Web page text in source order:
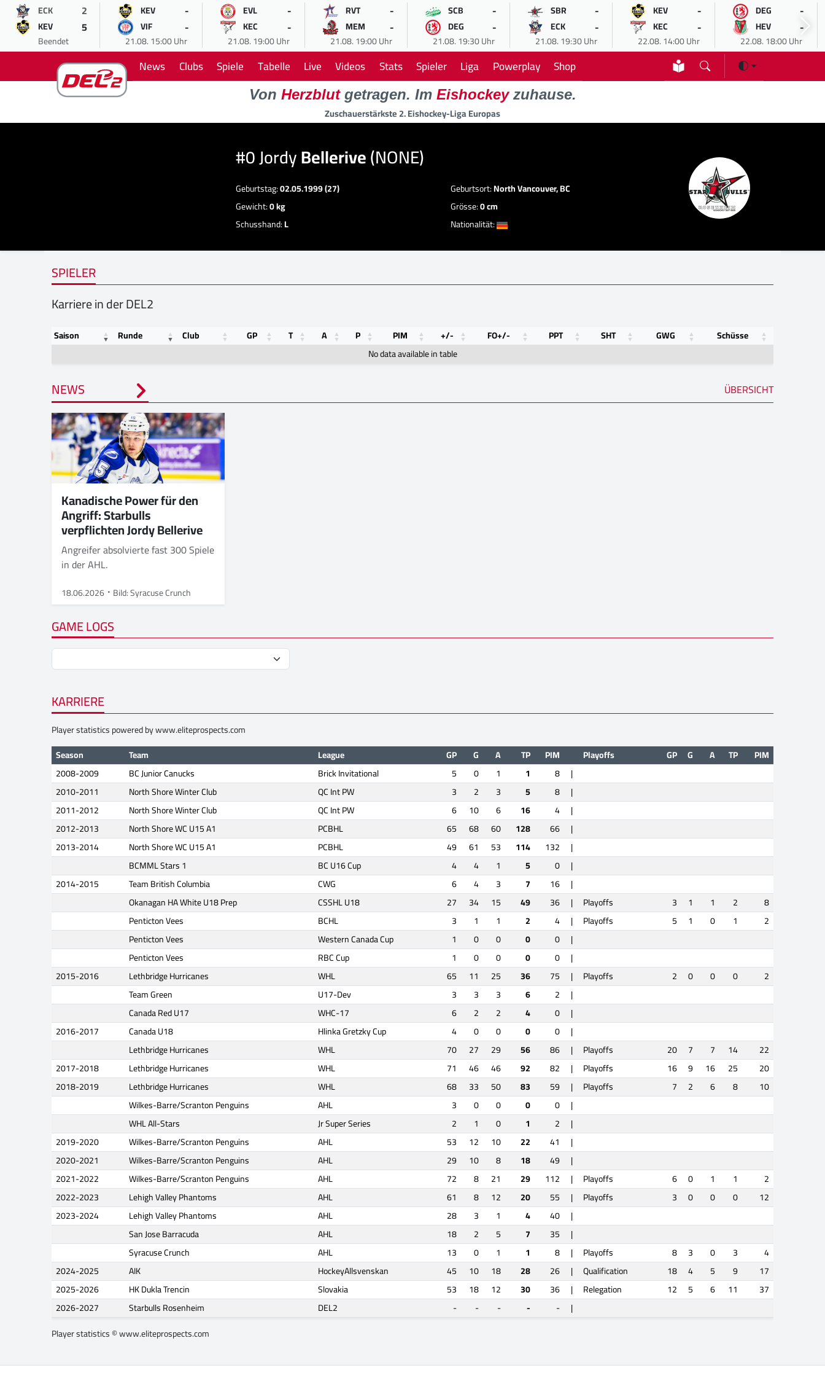
ECK 2
KEV 5
Beendet
KEV -
VIF -
21.08. 15:00 Uhr
EVL -
KEC -
21.08. 19:00 Uhr
RVT -
MEM -
21.08. 19:00 Uhr
SCB -
DEG -
21.08. 19:30 Uhr
SBR -
ECK -
21.08. 19:30 Uhr
KEV -
KEC -
22.08. 14:00 Uhr
DEG -
HEV -
22.08. 18:00 Uhr
News Clubs Spiele Tabelle Live Videos Stats Spieler Liga Powerplay Shop
Von Herzblutgetragen. Im Eishockeyzuhause.
Zuschauerstärkste 2. Eishockey-Liga Europas
#0 JordyBellerive(NONE)
Geburtstag:02.05.1999 (27) Geburtsort:North Vancouver, BC
Gewicht:0 kg Grösse:0 cm
Schusshand:L Nationalität:
SPIELER
Karriere in der DEL2
Saison Runde Club GP T A P PIM +/- FO+/- PPT SHT GWG
Schüsse
No data available in table
NEWS ÜBERSICHT
Kanadische Power für den
Angriff: Starbulls
verpflichten Jordy Bellerive
Angreifer absolvierte fast 300 Spiele
in der AHL.
18.06.2026 Bild: Syracuse Crunch
GAME LOGS
KARRIERE
Player statistics powered bywww.eliteprospects.com
Season
Team League GP G A TP PIM Playoffs GP G A TP
PIM
2008-2009
BC Junior Canucks Brick Invitational 5 0 1 1 8
|
2010-2011
North Shore Winter Club QC Int PW 3 2 3 5 8
|
2011-2012
North Shore Winter Club QC Int PW 6 10 6 16 4
|
2012-2013
North Shore WC U15 A1 PCBHL 65 68 60 128 66
|
2013-2014
North Shore WC U15 A1 PCBHL 49 61 53 114 132
|
BCMML Stars 1
BC U16 Cup 4 4 1 5 0
|
2014-2015
Team British Columbia CWG 6 4 3 7 16
|
Okanagan HA White U18 Prep
CSSHL U18 27 34 15 49 36 | Playoffs 3 1 1 2
8
Penticton Vees
BCHL 3 1 1 2 4 | Playoffs 5 1 0 1
2
Penticton Vees
Western Canada Cup 1 0 0 0 0
|
Penticton Vees
RBC Cup 1 0 0 0 0
|
2015-2016
Lethbridge Hurricanes WHL 65 11 25 36 75 | Playoffs 2 0 0 0
2
Team Green
U17-Dev 3 3 3 6 2
|
Canada Red U17
WHC-17 6 2 2 4 0
|
2016-2017
Canada U18 Hlinka Gretzky Cup 4 0 0 0 0
|
Lethbridge Hurricanes
WHL 70 27 29 56 86 | Playoffs 20 7 7 14
22
2017-2018
Lethbridge Hurricanes WHL 71 46 46 92 82 | Playoffs 16 9 16 25
20
2018-2019
Lethbridge Hurricanes WHL 68 33 50 83 59 | Playoffs 7 2 6 8
10
Wilkes-Barre/Scranton Penguins
AHL 3 0 0 0 0
|
WHL All-Stars
Jr Super Series 2 1 0 1 2
|
2019-2020
Wilkes-Barre/Scranton Penguins AHL 53 12 10 22 41
|
2020-2021
Wilkes-Barre/Scranton Penguins AHL 29 10 8 18 49
|
2021-2022
Wilkes-Barre/Scranton Penguins AHL 72 8 21 29 112 | Playoffs 6 0 1 1
2
2022-2023
Lehigh Valley Phantoms AHL 61 8 12 20 55 | Playoffs 3 0 0 0
12
2023-2024
Lehigh Valley Phantoms AHL 28 3 1 4 40
|
San Jose Barracuda
AHL 18 2 5 7 35
|
Syracuse Crunch
AHL 13 0 1 1 8 | Playoffs 8 3 0 3
4
2024-2025
AIK HockeyAllsvenskan 45 10 18 28 26 | Qualification 18 4 5 9
17
2025-2026
HK Dukla Trencin Slovakia 53 18 12 30 36 | Relegation 12 5 6 11
37
2026-2027
Starbulls Rosenheim DEL2 - - - - -
|
Player statistics ©www.eliteprospects.com